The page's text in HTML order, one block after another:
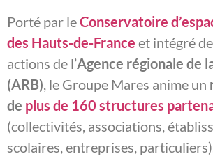
Porté par leConservatoire
des Hauts-de-France et intégré
actions de l’Agence régionale de
(ARB) , le Groupe Mares anime un
de plus de 160 structures
(collectivités, associations,
scolaires, entreprises,